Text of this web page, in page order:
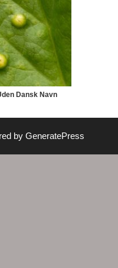
Dansk Navn
by GeneratePress